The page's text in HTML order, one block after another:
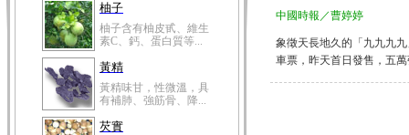
柚子
柚子含有柚皮甙、維生
素C、鈣、蛋白質等...
黃精
黃精味甘，性微溫，具
有補肺、強筋骨、降...
芡實
中國時報／曹婷婷
象徵天長地久的「九九九
車票，昨天首日發售，五